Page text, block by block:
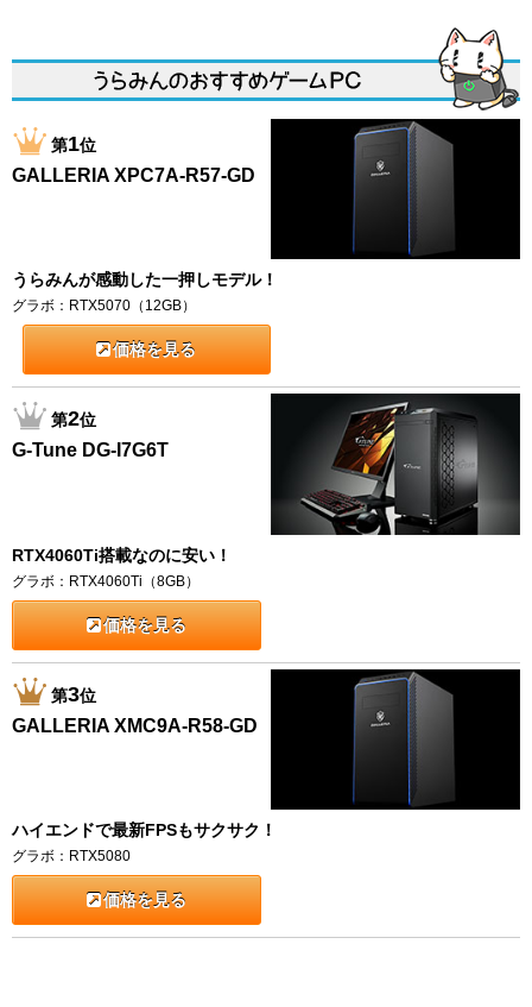
第1位
GALLERIA XPC7A-R57-GD
うらみんが感動した一押しモデル！
グラボ：RTX5070（12GB）
価格を見る
第2位
G-Tune DG-I7G6T
RTX4060Ti搭載なのに安い！
グラボ：RTX4060Ti（8GB）
価格を見る
第3位
GALLERIA XMC9A-R58-GD
ハイエンドで最新FPSもサクサク！
グラボ：RTX5080
価格を見る